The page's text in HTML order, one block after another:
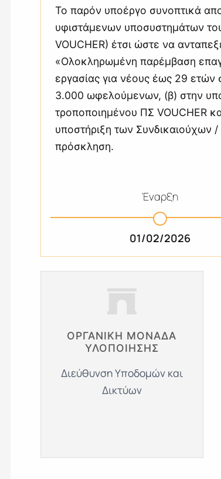
Το παρόν υποέργο συνοπτικά
υφιστάμενων υποσυστημάτων
VOUCHER) έτσι ώστε να
«Ολοκληρωμένη παρέμβαση
εργασίας για νέους έως 29 ετών
3.000 ωφελούμενων, (β) στην
τροποποιημένου ΠΣ VOUCHER
υποστήριξη των
πρόσκληση.
Έναρξη
01/02/2026
ΟΡΓΑΝΙΚΗ ΜΟΝΑΔΑ
ΥΛΟΠΟΙΗΣΗΣ
Διεύθυνση Υποδομών και
Δικτύων